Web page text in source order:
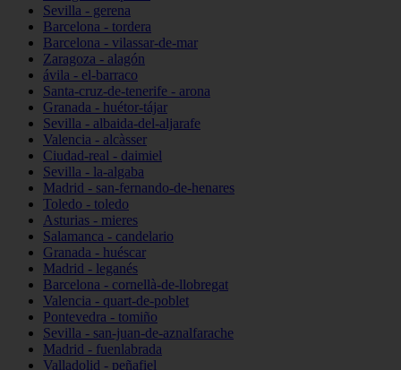
Sevilla - gerena
Barcelona - tordera
Barcelona - vilassar-de-mar
Zaragoza - alagón
ávila - el-barraco
Santa-cruz-de-tenerife - arona
Granada - huétor-tájar
Sevilla - albaida-del-aljarafe
Valencia - alcàsser
Ciudad-real - daimiel
Sevilla - la-algaba
Madrid - san-fernando-de-henares
Toledo - toledo
Asturias - mieres
Salamanca - candelario
Granada - huéscar
Madrid - leganés
Barcelona - cornellà-de-llobregat
Valencia - quart-de-poblet
Pontevedra - tomiño
Sevilla - san-juan-de-aznalfarache
Madrid - fuenlabrada
Valladolid - peñafiel